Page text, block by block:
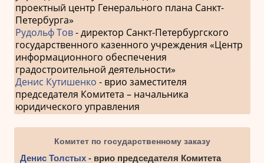
проектный центр Генерального плана Санкт-
Петербурга»
Рудольф Тов- директор Санкт-Петербургского
государственного казенного учреждения «Центр
информационного обеспечения
градостроительной деятельности»
Денис Кутишенко - врио заместителя
председателя Комитета – начальника
юридического управления
Комитет по государственному заказу
Денис Толстых- врио председателя Комитета